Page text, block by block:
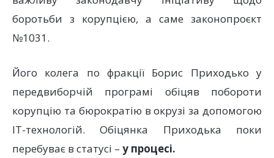
боротьби з корупцією, а саме законопроєкт
№1031.
Його колега по фракції Борис Приходько у
передвиборчій програмі обіцяв побороти
корупцію та бюрократію в окрузі за допомогою
IT-технологій. Обіцянка Приходька поки
перебуває в статусі – у процесі.